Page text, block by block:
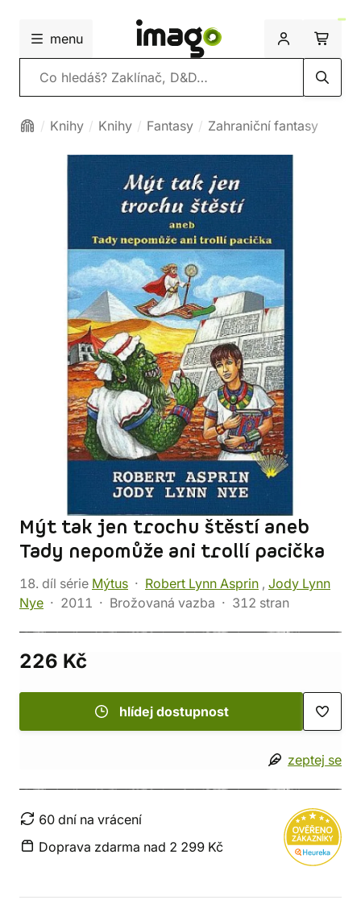
menu
Vyhledávání
Knihy Knihy Fantasy Zahraniční fantasy
Mýt tak jen trochu štěstí aneb
Tady nepomůže ani trollí pacička
18. díl série Mýtus Robert Lynn Asprin , Jody Lynn
Nye
2011 Brožovaná vazba 312 stran
226 Kč
hlídej dostupnost
zeptej se
60 dní na vrácení
Doprava zdarma nad 2 299 Kč